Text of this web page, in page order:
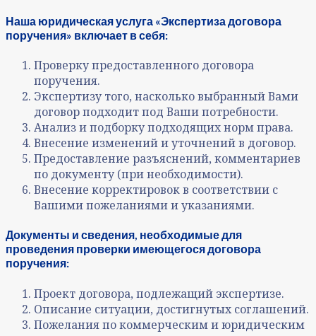
Наша юридическая услуга «Экспертиза договора
поручения» включает в себя:
Проверку предоставленного договора
поручения.
Экспертизу того, насколько выбранный Вами
договор подходит под Ваши потребности.
Анализ и подборку подходящих норм права.
Внесение изменений и уточнений в договор.
Предоставление разъяснений, комментариев
по документу (при необходимости).
Внесение корректировок в соответствии с
Вашими пожеланиями и указаниями.
Документы и сведения, необходимые для
проведения проверки имеющегося договора
поручения:
Проект договора, подлежащий экспертизе.
Описание ситуации, достигнутых соглашений.
Пожелания по коммерческим и юридическим